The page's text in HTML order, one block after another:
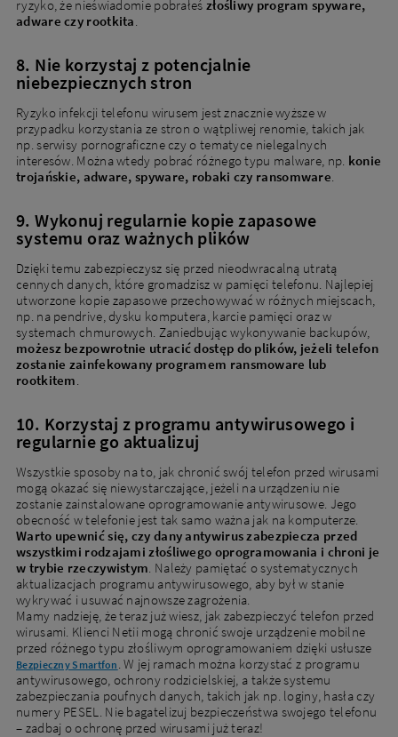
ryzyko, że nieświadomie pobrałeś złośliwy program spyware,
adware czy rootkita
8. Nie korzystaj z potencjalnie
niebezpiecznych stron
Ryzyko infekcji telefonu wirusem jest znacznie wyższe w
przypadku korzystania ze stron o wątpliwej renomie, takich jak
np. serwisy pornograficzne czy o tematyce nielegalnych
interesów. Można wtedy pobrać różnego typu malware, np. konie
trojańskie, adware, spyware, robaki czy ransomware
9. Wykonuj regularnie kopie zapasowe
systemu oraz ważnych plików
Dzięki temu zabezpieczysz się przed nieodwracalną utratą
cennych danych, które gromadzisz w pamięci telefonu. Najlepiej
utworzone kopie zapasowe przechowywać w różnych miejscach,
np. na pendrive, dysku komputera, karcie pamięci oraz w
systemach chmurowych. Zaniedbując wykonywanie backupów,
możesz bezpowrotnie utracić dostęp do plików, jeżeli telefon
zostanie zainfekowany programem ransmoware lub
rootkitem
10. Korzystaj z programu antywirusowego i
regularnie go aktualizuj
Wszystkie sposoby na to, jak chronić swój telefon przed wirusami
mogą okazać się niewystarczające, jeżeli na urządzeniu nie
zostanie zainstalowane oprogramowanie antywirusowe. Jego
obecność w telefonie jest tak samo ważna jak na komputerze.
Warto upewnić się, czy dany antywirus zabezpiecza przed
wszystkimi rodzajami złośliwego oprogramowania i chroni je
w trybie rzeczywistym . Należy pamiętać o systematycznych
aktualizacjach programu antywirusowego, aby był w stanie
wykrywać i usuwać najnowsze zagrożenia.
Mamy nadzieję, że teraz już wiesz, jak zabezpieczyć telefon przed
wirusami. Klienci Netii mogą chronić swoje urządzenie mobilne
przed różnego typu złośliwym oprogramowaniem dzięki usłusze
Bezpieczny Smartfon . W jej ramach można korzystać z programu
antywirusowego, ochrony rodzicielskiej, a także systemu
zabezpieczania poufnych danych, takich jak np. loginy, hasła czy
numery PESEL. Nie bagatelizuj bezpieczeństwa swojego telefonu
– zadbaj o ochronę przed wirusami już teraz!